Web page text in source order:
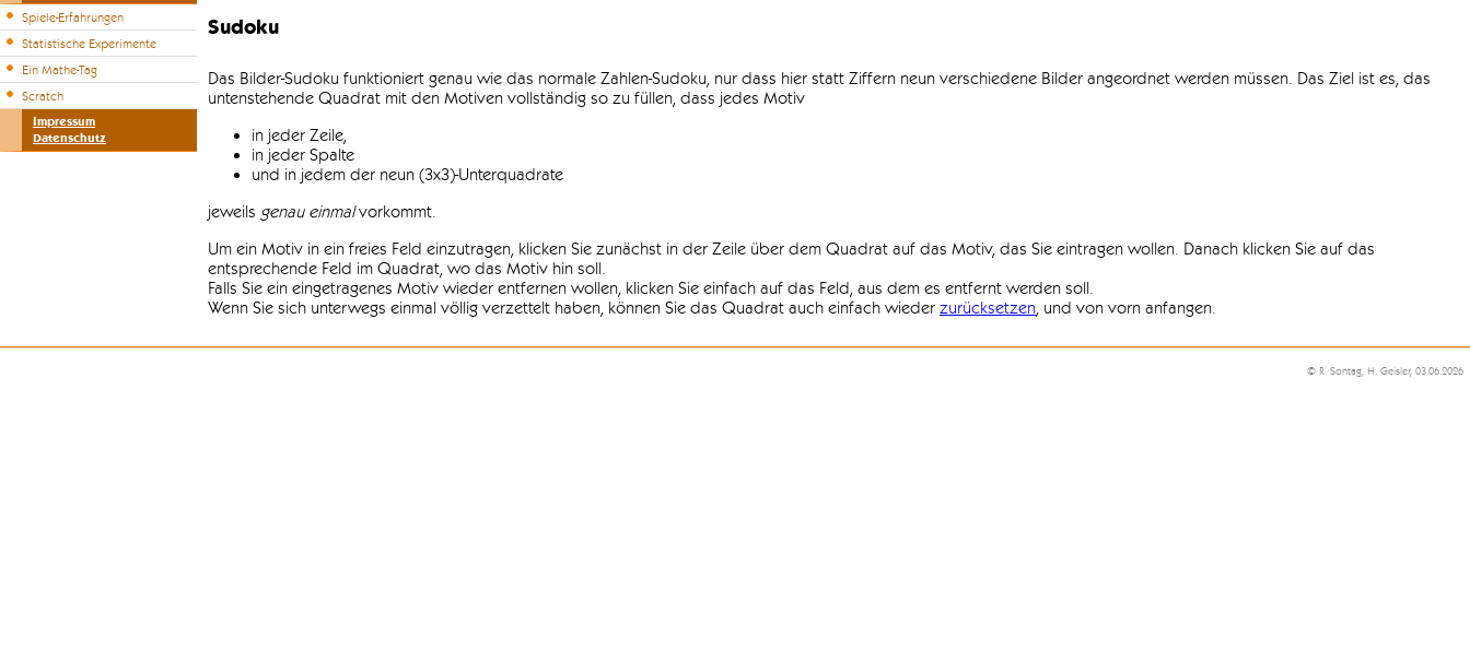
Spiele-Erfahrungen
Statistische Experimente
Ein Mathe-Tag
Scratch
Impressum
Datenschutz
Sudoku
Das Bilder-Sudoku funktioniert genau wie das normale Zahlen-Sudoku, nur dass hier statt Ziffern neun verschiedene Bilder angeordnet werden müssen. Das Ziel ist es, das
untenstehende Quadrat mit den Motiven vollständig so zu füllen, dass jedes Motiv
in jeder Zeile,
in jeder Spalte
und in jedem der neun (3x3)-Unterquadrate
jeweils genau einmalvorkommt.
Um ein Motiv in ein freies Feld einzutragen, klicken Sie zunächst in der Zeile über dem Quadrat auf das Motiv, das Sie eintragen wollen. Danach klicken Sie auf das
entsprechende Feld im Quadrat, wo das Motiv hin soll.
Falls Sie ein eingetragenes Motiv wieder entfernen wollen, klicken Sie einfach auf das Feld, aus dem es entfernt werden soll.
Wenn Sie sich unterwegs einmal völlig verzettelt haben, können Sie das Quadrat auch einfach wieder zurücksetzen, und von vorn anfangen.
© R. Sontag, H. Geisler, 03.06.2026